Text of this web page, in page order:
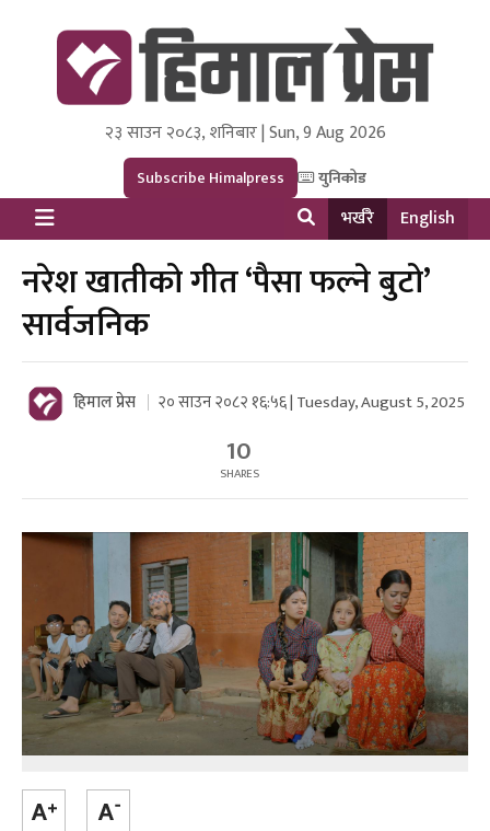
Himal Press
Dot NewsyNepal Media and Research Pvt Ltd.
२३ साउन २०८३, शनिबार | Sun, 9 Aug 2026
Subscribe Himalpress युनिकोड
भर्खरै English
नरेश खातीको गीत ‘पैसा फल्ने बुटो’
सार्वजनिक
हिमाल प्रेस २० साउन २०८२ १६:५६ | Tuesday, August 5, 2025
10
SHARES